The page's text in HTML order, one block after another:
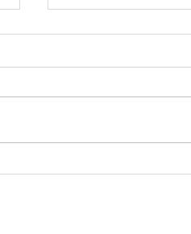
YUIE
この度リプレイと
い注文住宅でもなく